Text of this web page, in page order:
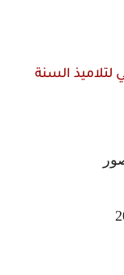
لتلاميذ السنة